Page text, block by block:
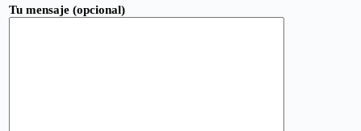
Tu mensaje (opcional)